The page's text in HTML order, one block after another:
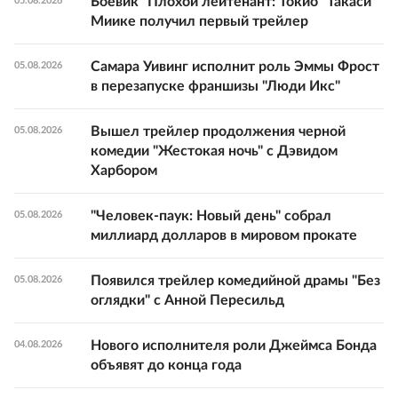
Миике получил первый трейлер
05.08.2026
Самара Уивинг исполнит роль Эммы Фрост
в перезапуске франшизы "Люди Икс"
05.08.2026
Вышел трейлер продолжения черной
комедии "Жестокая ночь" с Дэвидом
Харбором
05.08.2026
"Человек-паук: Новый день" собрал
миллиард долларов в мировом прокате
05.08.2026
Появился трейлер комедийной драмы "Без
оглядки" с Анной Пересильд
04.08.2026
Нового исполнителя роли Джеймса Бонда
объявят до конца года